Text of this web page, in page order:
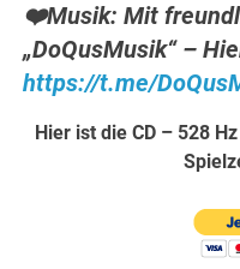
❤️Musik: Mit
„DoQusMusik“ –
https://t.me/
Hier ist die CD – 528